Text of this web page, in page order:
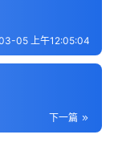
05 上午12:05:04
下一篇